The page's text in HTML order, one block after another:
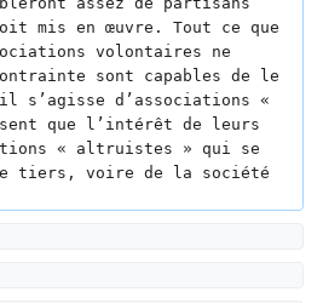
mis en œuvre. Tout ce que
volontaires ne
sont capables de le
s’agisse d’associations «
que l’intérêt de leurs
« altruistes » qui se
tiers, voire de la société